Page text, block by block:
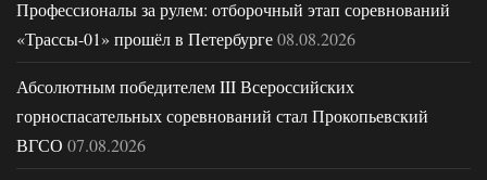
Профессионалы за рулем: отборочный этап соревнований
«Трассы-01» прошёл в Петербурге08.08.2026
Абсолютным победителем III Всероссийских
горноспасательных соревнований стал Прокопьевский
ВГСО 07.08.2026